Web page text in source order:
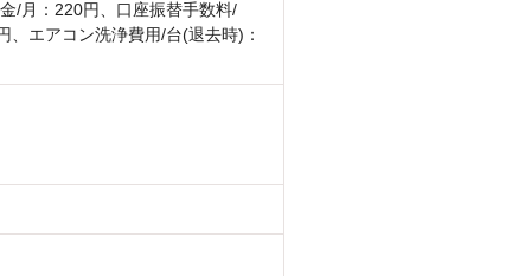
/月：220円、口座振替手数料/
、エアコン洗浄費用/台(退去時)：